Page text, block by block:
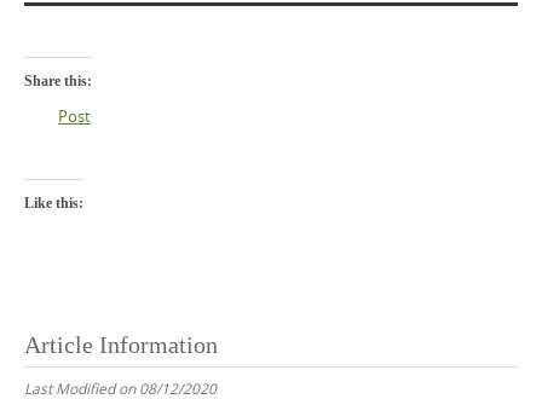
Share this:
Post
Like this:
Article Information
Last Modified on 08/12/2020